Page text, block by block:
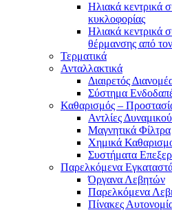
Ηλιακά κεντρικά
κυκλοφορίας
Ηλιακά κεντρικά
θέρμανσης από
Τερματικά
Ανταλλακτικά
Διαιρετός
Σύστημα
Καθαρισμός –
Αντλίες
Μαγνητικά Φίλτρα
Χημικά
Συστήματα
Παρελκόμενα
Όργανα Λεβητών
Παρελκόμενα
Πίνακες